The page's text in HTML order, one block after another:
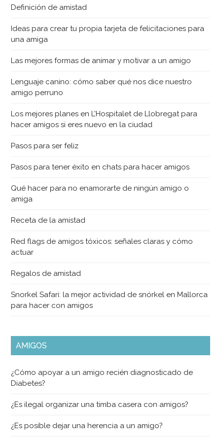
Definición de amistad
Ideas para crear tu propia tarjeta de felicitaciones para
una amiga
Las mejores formas de animar y motivar a un amigo
Lenguaje canino: cómo saber qué nos dice nuestro
amigo perruno
Los mejores planes en L’Hospitalet de Llobregat para
hacer amigos si eres nuevo en la ciudad
Pasos para ser feliz
Pasos para tener éxito en chats para hacer amigos
Qué hacer para no enamorarte de ningún amigo o
amiga
Receta de la amistad
Red flags de amigos tóxicos: señales claras y cómo
actuar
Regalos de amistad
Snorkel Safari: la mejor actividad de snórkel en Mallorca
para hacer con amigos
AMIGOS
¿Cómo apoyar a un amigo recién diagnosticado de
Diabetes?
¿Es ilegal organizar una timba casera con amigos?
¿Es posible dejar una herencia a un amigo?